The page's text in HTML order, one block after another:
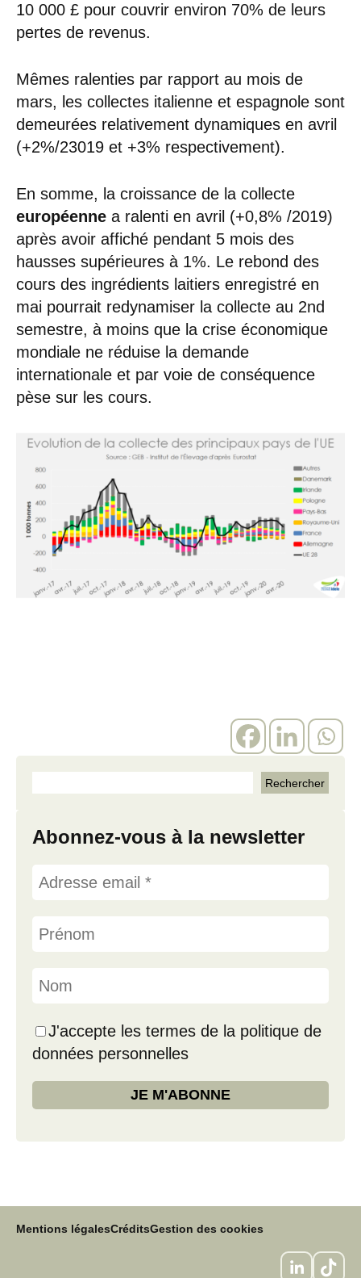
10 000 £ pour couvrir environ 70% de leurs
pertes de revenus.
Mêmes ralenties par rapport au mois de
mars, les collectes italienne et espagnole sont
demeurées relativement dynamiques en avril
(+2%/23019 et +3% respectivement).
En somme, la croissance de la collecte
européenne a ralenti en avril (+0,8% /2019)
après avoir affiché pendant 5 mois des
hausses supérieures à 1%. Le rebond des
cours des ingrédients laitiers enregistré en
mai pourrait redynamiser la collecte au 2nd
semestre, à moins que la crise économique
mondiale ne réduise la demande
internationale et par voie de conséquence
pèse sur les cours.
Abonnez-vous à la newsletter
J'accepte les termes de la politique de
données personnelles
Mentions légalesCréditsGestion des cookies